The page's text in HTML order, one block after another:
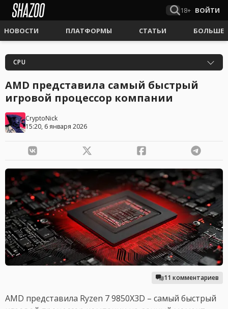
18+ ВОЙТИ
НОВОСТИ ПЛАТФОРМЫ СТАТЬИ БОЛЬШЕ
CPU
AMD представила самый быстрый
игровой процессор компании
CryptoNick
15:20, 6 января 2026
11 комментариев
AMD представила Ryzen 7 9850X3D – самый быстрый